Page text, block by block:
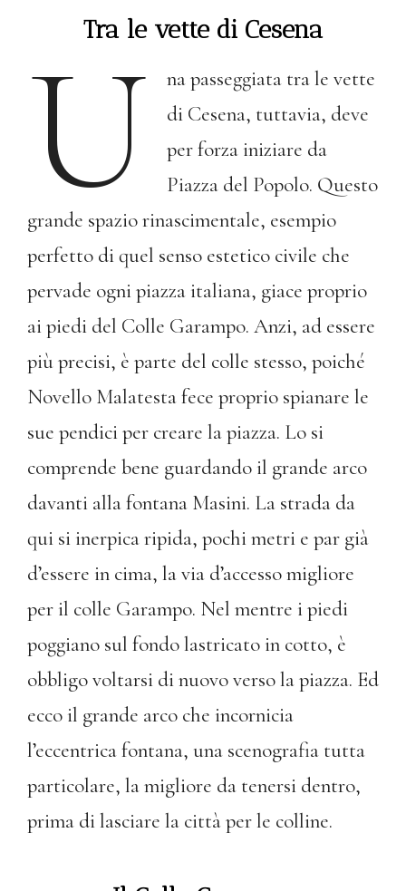
Tra le vette di Cesena
U
na passeggiata tra le vette
di Cesena, tuttavia, deve
per forza iniziare da
Piazza del Popolo. Questo
grande spazio rinascimentale, esempio
perfetto di quel senso estetico civile che
pervade ogni piazza italiana, giace proprio
ai piedi del Colle Garampo. Anzi, ad essere
più precisi, è parte del colle stesso, poiché
Novello Malatesta fece proprio spianare le
sue pendici per creare la piazza. Lo si
comprende bene guardando il grande arco
davanti alla fontana Masini. La strada da
qui si inerpica ripida, pochi metri e par già
d’essere in cima, la via d’accesso migliore
per il colle Garampo. Nel mentre i piedi
poggiano sul fondo lastricato in cotto, è
obbligo voltarsi di nuovo verso la piazza. Ed
ecco il grande arco che incornicia
l’eccentrica fontana, una scenografia tutta
particolare, la migliore da tenersi dentro,
prima di lasciare la città per le colline.